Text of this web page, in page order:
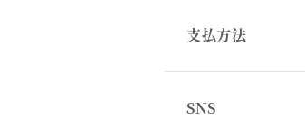
支払方法
SNS